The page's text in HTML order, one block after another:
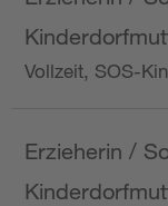
Vollzeit, SOS-
Erzieherin /